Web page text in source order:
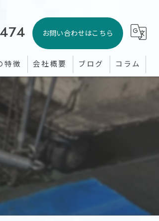
お問い合わせはこちら
特徴
リ
ラミ
会社概要 ブログ コラム